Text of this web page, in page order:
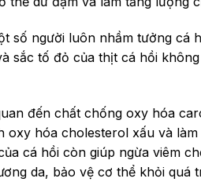
số người luôn nhầm tưởng cá
sắc tố đỏ của thịt cá hồi
đến chất chống oxy hóa
oxy hóa cholesterol xấu và
cá hồi còn giúp ngừa viêm
da, bảo vệ cơ thể khỏi quá